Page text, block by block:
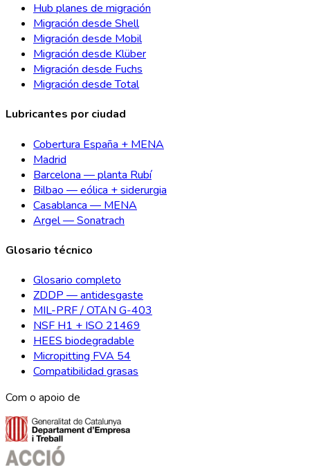
Hub planes de migración
Migración desde Shell
Migración desde Mobil
Migración desde Klüber
Migración desde Fuchs
Migración desde Total
Lubricantes por ciudad
Cobertura España + MENA
Madrid
Barcelona — planta Rubí
Bilbao — eólica + siderurgia
Casablanca — MENA
Argel — Sonatrach
Glosario técnico
Glosario completo
ZDDP — antidesgaste
MIL-PRF / OTAN G-403
NSF H1 + ISO 21469
HEES biodegradable
Micropitting FVA 54
Compatibilidad grasas
Com o apoio de